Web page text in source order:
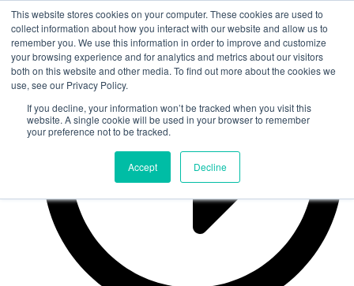
This website stores cookies on your computer. These cookies are used to
collect information about how you interact with our website and allow us to
remember you. We use this information in order to improve and customize
your browsing experience and for analytics and metrics about our visitors
both on this website and other media. To find out more about the cookies we
use, see our Privacy Policy.
If you decline, your information won’t be tracked when you visit this
website. A single cookie will be used in your browser to remember
your preference not to be tracked.
Accept Decline
Zum
Inhalt
springen